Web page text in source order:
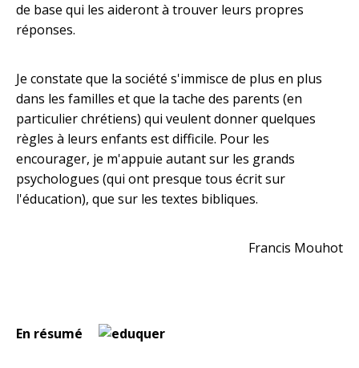
de base qui les aideront à trouver leurs propres
réponses.
Je constate que la société s'immisce de plus en plus
dans les familles et que la tache des parents (en
particulier chrétiens) qui veulent donner quelques
règles à leurs enfants est difficile. Pour les
encourager, je m'appuie autant sur les grands
psychologues (qui ont presque tous écrit sur
l'éducation), que sur les textes bibliques.
Francis Mouhot
En résumé